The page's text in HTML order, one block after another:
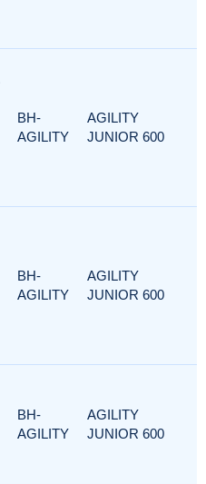
BH-
AGILITY
AGILITY
JUNIOR 600
BH-
AGILITY
AGILITY
JUNIOR 600
BH-
AGILITY
AGILITY
JUNIOR 600